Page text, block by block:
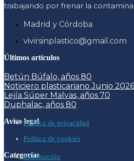
trabajando por frenar la
Madrid y Córdoba
vivirsinplastico@gmail.com
Últimos artículos
Betún Búfalo, años 80
Noticiero plasticariano Junio 2026
Lejía Súper Malvas, años 70
Duphalac, años 80
Aviso legalPolítica de privacidad
Política de cookies
Categoríasinformación